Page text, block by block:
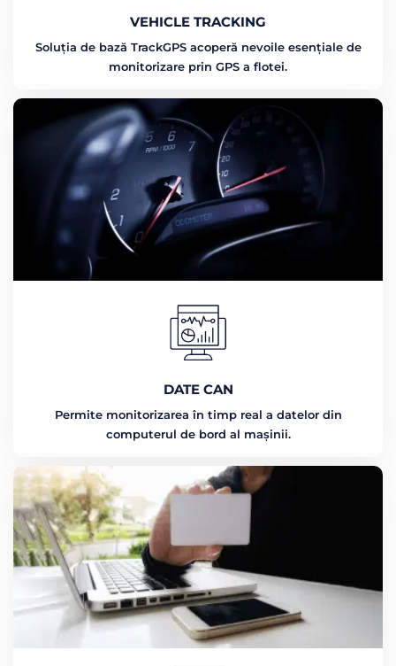
VEHICLE TRACKING
Soluția de bază TrackGPS acoperă nevoile esențiale de
monitorizare prin GPS a flotei.
DATE CAN
Permite monitorizarea în timp real a datelor din
computerul de bord al mașinii.